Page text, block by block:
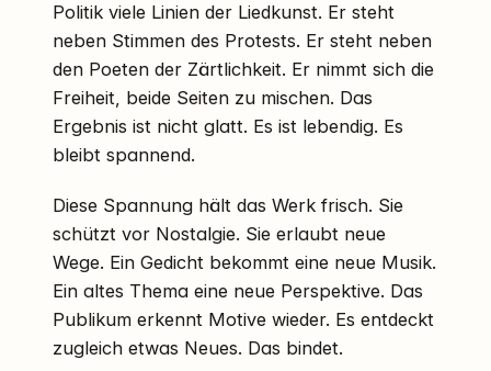
Politik viele Linien der Liedkunst. Er steht
neben Stimmen des Protests. Er steht neben
den Poeten der Zärtlichkeit. Er nimmt sich die
Freiheit, beide Seiten zu mischen. Das
Ergebnis ist nicht glatt. Es ist lebendig. Es
bleibt spannend.
Diese Spannung hält das Werk frisch. Sie
schützt vor Nostalgie. Sie erlaubt neue
Wege. Ein Gedicht bekommt eine neue Musik.
Ein altes Thema eine neue Perspektive. Das
Publikum erkennt Motive wieder. Es entdeckt
zugleich etwas Neues. Das bindet.